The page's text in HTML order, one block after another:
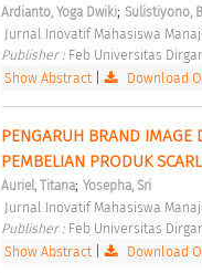
Ardianto, Yoga Dwiki; Sulistiyono,
Jurnal Inovatif Mahasiswa
Publisher : Feb Universitas
Show Abstract| Download
PENGARUH BRAND IMAGE
PEMBELIAN PRODUK
Auriel, Titana; Yosepha, Sri
Jurnal Inovatif Mahasiswa
Publisher : Feb Universitas
Show Abstract| Download